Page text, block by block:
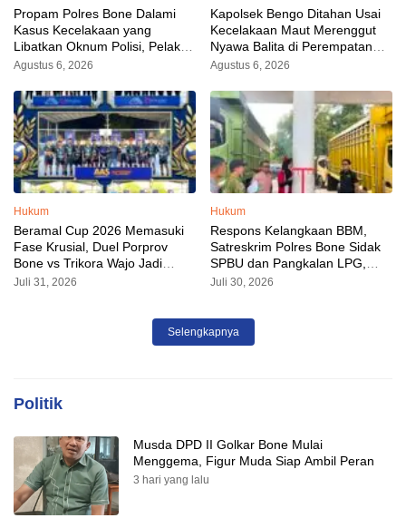
Propam Polres Bone Dalami
Kasus Kecelakaan yang
Libatkan Oknum Polisi, Pelaku
Sudah Diamankan
Agustus 6, 2026
Kapolsek Bengo Ditahan Usai
Kecelakaan Maut Merenggut
Nyawa Balita di Perempatan
Ahmad Yani–Besse Kajuara
Agustus 6, 2026
Hukum
Beramal Cup 2026 Memasuki
Fase Krusial, Duel Porprov
Bone vs Trikora Wajo Jadi
Sorotan Malam Ini
Juli 31, 2026
Hukum
Respons Kelangkaan BBM,
Satreskrim Polres Bone Sidak
SPBU dan Pangkalan LPG,
AKP Alvin Aji Imbau Pengelola
Juli 30, 2026
Selengkapnya
Politik
Musda DPD II Golkar Bone Mulai
Menggema, Figur Muda Siap Ambil Peran
3 hari yang lalu